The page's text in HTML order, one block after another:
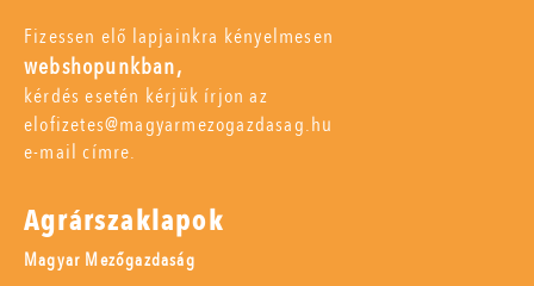
Fizessen elő lapjainkra kényelmesen
webshopunkban,
kérdés esetén kérjük írjon az
elofizetes@magyarmezogazdasag.hu
e-mail címre.
Agrárszaklapok
Magyar Mezőgazdaság